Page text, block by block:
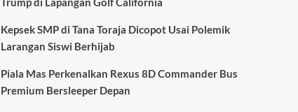
Kepsek SMP di Tana Toraja Dicopot Usai Polemik
Larangan Siswi Berhijab
Piala Mas Perkenalkan Rexus 8D Commander Bus
Premium Bersleeper Depan